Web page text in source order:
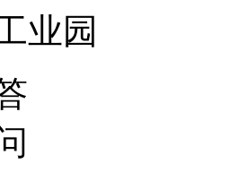
业园